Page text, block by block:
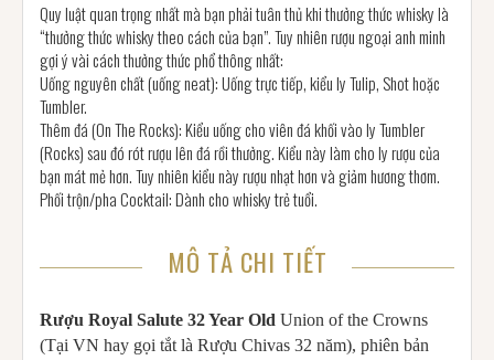
Quy luật quan trọng nhất mà bạn phải tuân thủ khi thưởng thức whisky là
“thưởng thức whisky theo cách của bạn”. Tuy nhiên rượu ngoại anh minh
gợi ý vài cách thưởng thức phổ thông nhất:
Uống nguyên chất (uống neat): Uống trực tiếp, kiểu ly Tulip, Shot hoặc
Tumbler.
Thêm đá (On The Rocks): Kiểu uống cho viên đá khối vào ly Tumbler
(Rocks) sau đó rót rượu lên đá rồi thưởng. Kiểu này làm cho ly rượu của
bạn mát mẻ hơn. Tuy nhiên kiểu này rượu nhạt hơn và giảm hương thơm.
Phối trộn/pha Cocktail: Dành cho whisky trẻ tuổi.
MÔ TẢ CHI TIẾT
Rượu Royal Salute 32 Year Old Union of the Crowns
(Tại VN hay gọi tắt là Rượu Chivas 32 năm), phiên bản